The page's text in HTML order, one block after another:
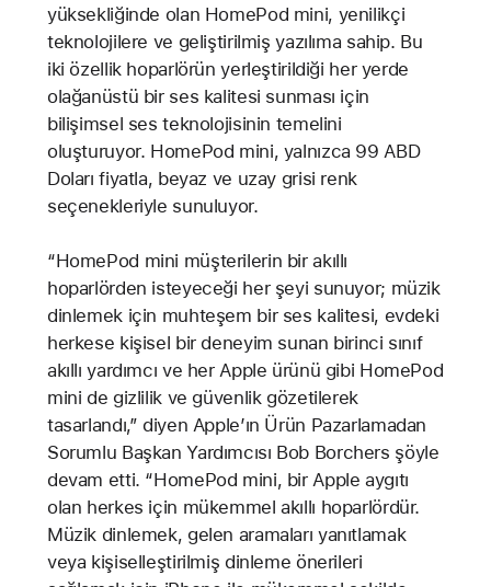
yüksekliğinde olan HomePod mini, yenilikçi
teknolojilere ve geliştirilmiş yazılıma sahip. Bu
iki özellik hoparlörün yerleştirildiği her yerde
olağanüstü bir ses kalitesi sunması için
bilişimsel ses teknolojisinin temelini
oluşturuyor. HomePod mini, yalnızca 99 ABD
Doları fiyatla, beyaz ve uzay grisi renk
seçenekleriyle sunuluyor.
“HomePod mini müşterilerin bir akıllı
hoparlörden isteyeceği her şeyi sunuyor; müzik
dinlemek için muhteşem bir ses kalitesi, evdeki
herkese kişisel bir deneyim sunan birinci sınıf
akıllı yardımcı ve her Apple ürünü gibi HomePod
mini de gizlilik ve güvenlik gözetilerek
tasarlandı,” diyen Apple’ın Ürün Pazarlamadan
Sorumlu Başkan Yardımcısı Bob Borchers şöyle
devam etti. “HomePod mini, bir Apple aygıtı
olan herkes için mükemmel akıllı hoparlördür.
Müzik dinlemek, gelen aramaları yanıtlamak
veya kişiselleştirilmiş dinleme önerileri